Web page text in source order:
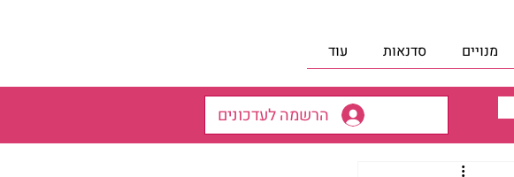
מנויים סדנאות עוד
הרשמה לעדכונים